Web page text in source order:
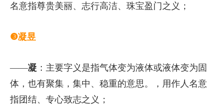
名意指尊贵美丽、志行高洁、珠宝盈门之义；
❸凝昱
——凝 ：主要字义是指气体变为液体或液体变为固
体，也有聚集，集中、稳重的意思。，用作人名意
指团结、专心致志之义；